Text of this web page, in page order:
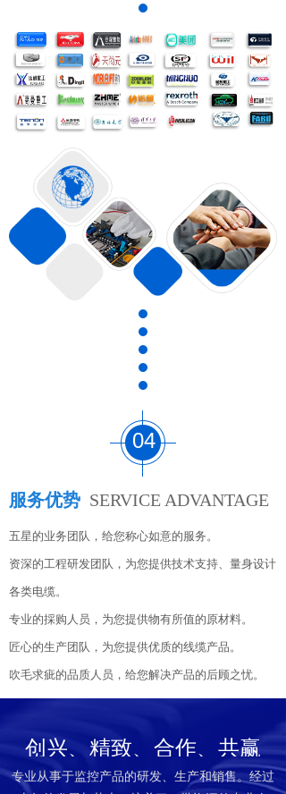
04
服务优势 SERVICE ADVANTAGE
五星的业务团队，给您称心如意的服务。
资深的工程研发团队，为您提供技术支持、量身设计
各类电缆。
专业的採购人员，为您提供物有所值的原材料。
匠心的生产团队，为您提供优质的线缆产品。
吹毛求疵的品质人员，给您解决产品的后顾之忧。
专业从事于监控产品的研发、生产和销售。经过
创兴、精致、合作、共赢